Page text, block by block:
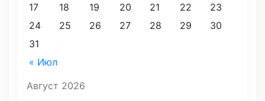
Август 2026
« Июл
17
18 19 20 21 22
23
24
25 26 27 28 29
30
31